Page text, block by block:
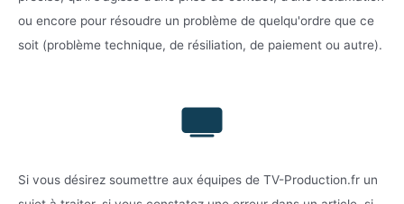
ou encore pour résoudre un problème de quelqu'ordre que ce
soit (problème technique, de résiliation, de paiement ou autre).
Si vous désirez soumettre aux équipes de TV-Production.fr un